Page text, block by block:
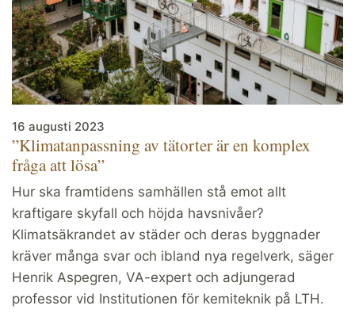
16 augusti 2023
”Klimatanpassning av tätorter är en komplex
fråga att lösa”
Hur ska framtidens samhällen stå emot allt
kraftigare skyfall och höjda havsnivåer?
Klimatsäkrandet av städer och deras byggnader
kräver många svar och ibland nya regelverk, säger
Henrik Aspegren, VA-expert och adjungerad
professor vid Institutionen för kemiteknik på LTH.